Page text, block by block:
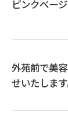
ピンクベー
外苑前で美
せいたします